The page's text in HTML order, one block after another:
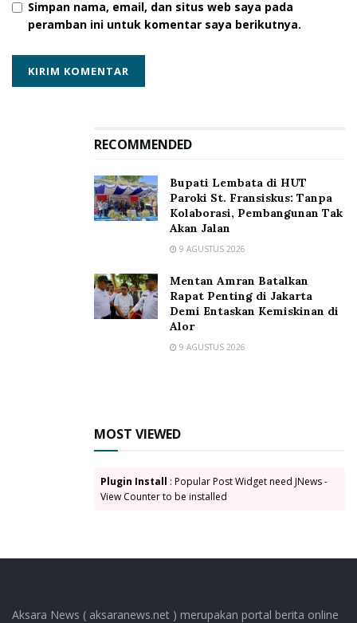
Untuk diketahui, kegiatan sosialisasi yang dilanjutkan
semangat inisiasi pembentukan forum warga ini.
Tentunya melalui kearifan-kearifan lokal forum yang
(AA/HBL)
Alwan Arakian
Bawaslu Lembata
Muhammad Rifai
sosialisasi
Simpan nama, email, dan situs web saya pada
peramban ini untuk komentar saya berikutnya.
RECOMMENDED
Bupati Lembata di HUT
Paroki St. Fransiskus: Tanpa
Kolaborasi, Pembangunan Tak
Akan Jalan
9 AGUSTUS 2026
Mentan Amran Batalkan
Rapat Penting di Jakarta
Demi Entaskan Kemiskinan di
Alor
9 AGUSTUS 2026
MOST VIEWED
Plugin Install : Popular Post Widget need JNews -
View Counter to be installed
Aksara News ( aksaranews.net ) merupakan portal berita online